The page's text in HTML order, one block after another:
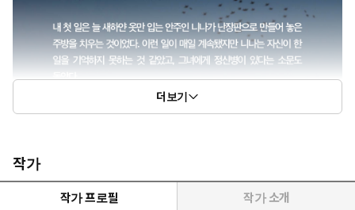
더보기
작가
작가 프로필 작가 소개